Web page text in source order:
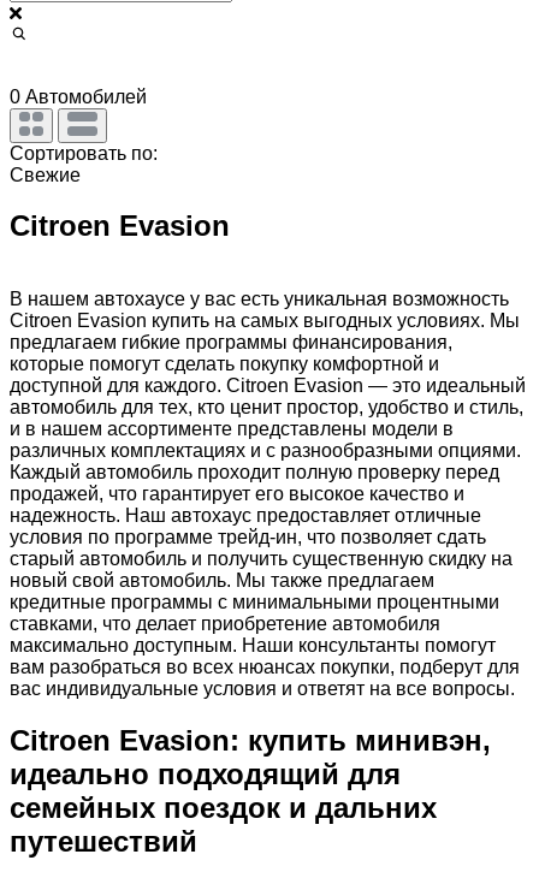
0 Автомобилей
Сортировать по:
Свежие
Citroen Evasion
В нашем автохаусе у вас есть уникальная возможность
Citroen Evasion купить на самых выгодных условиях. Мы
предлагаем гибкие программы финансирования,
которые помогут сделать покупку комфортной и
доступной для каждого. Citroen Evasion — это идеальный
автомобиль для тех, кто ценит простор, удобство и стиль,
и в нашем ассортименте представлены модели в
различных комплектациях и с разнообразными опциями.
Каждый автомобиль проходит полную проверку перед
продажей, что гарантирует его высокое качество и
надежность. Наш автохаус предоставляет отличные
условия по программе трейд-ин, что позволяет сдать
старый автомобиль и получить существенную скидку на
новый свой автомобиль. Мы также предлагаем
кредитные программы с минимальными процентными
ставками, что делает приобретение автомобиля
максимально доступным. Наши консультанты помогут
вам разобраться во всех нюансах покупки, подберут для
вас индивидуальные условия и ответят на все вопросы.
Citroen Evasion: купить минивэн,
идеально подходящий для
семейных поездок и дальних
путешествий